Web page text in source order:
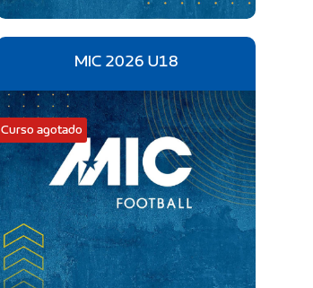
Curso agotado
MIC 2026 U18